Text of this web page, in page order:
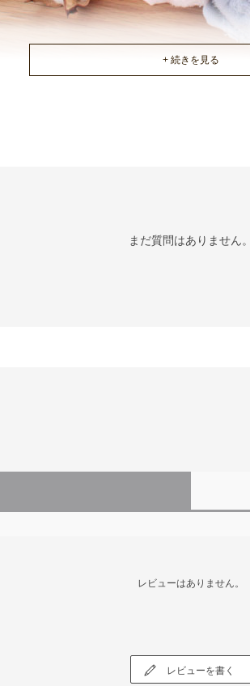
まだ質問はありません。
レビューはありません。
レビューを書く